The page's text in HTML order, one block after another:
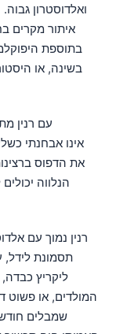
ואלדוסטרון
איתור מקרים
בתוספת
בשינה, או
את הדפוס
הנלווה
רנין נמוך עם
תסמונת לידל,
ליקריץ
המולדים, או פשוט
שמבלים